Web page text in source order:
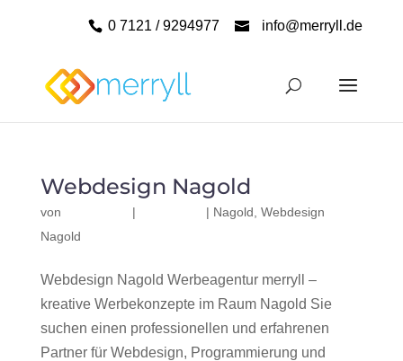
0 7121 / 9294977 info@merryll.de
Webdesign Nagold
von | | Nagold Webdesign
Nagold
Webdesign Nagold Werbeagentur merryll –
kreative Werbekonzepte im Raum Nagold Sie
suchen einen professionellen und erfahrenen
Partner für Webdesign, Programmierung und